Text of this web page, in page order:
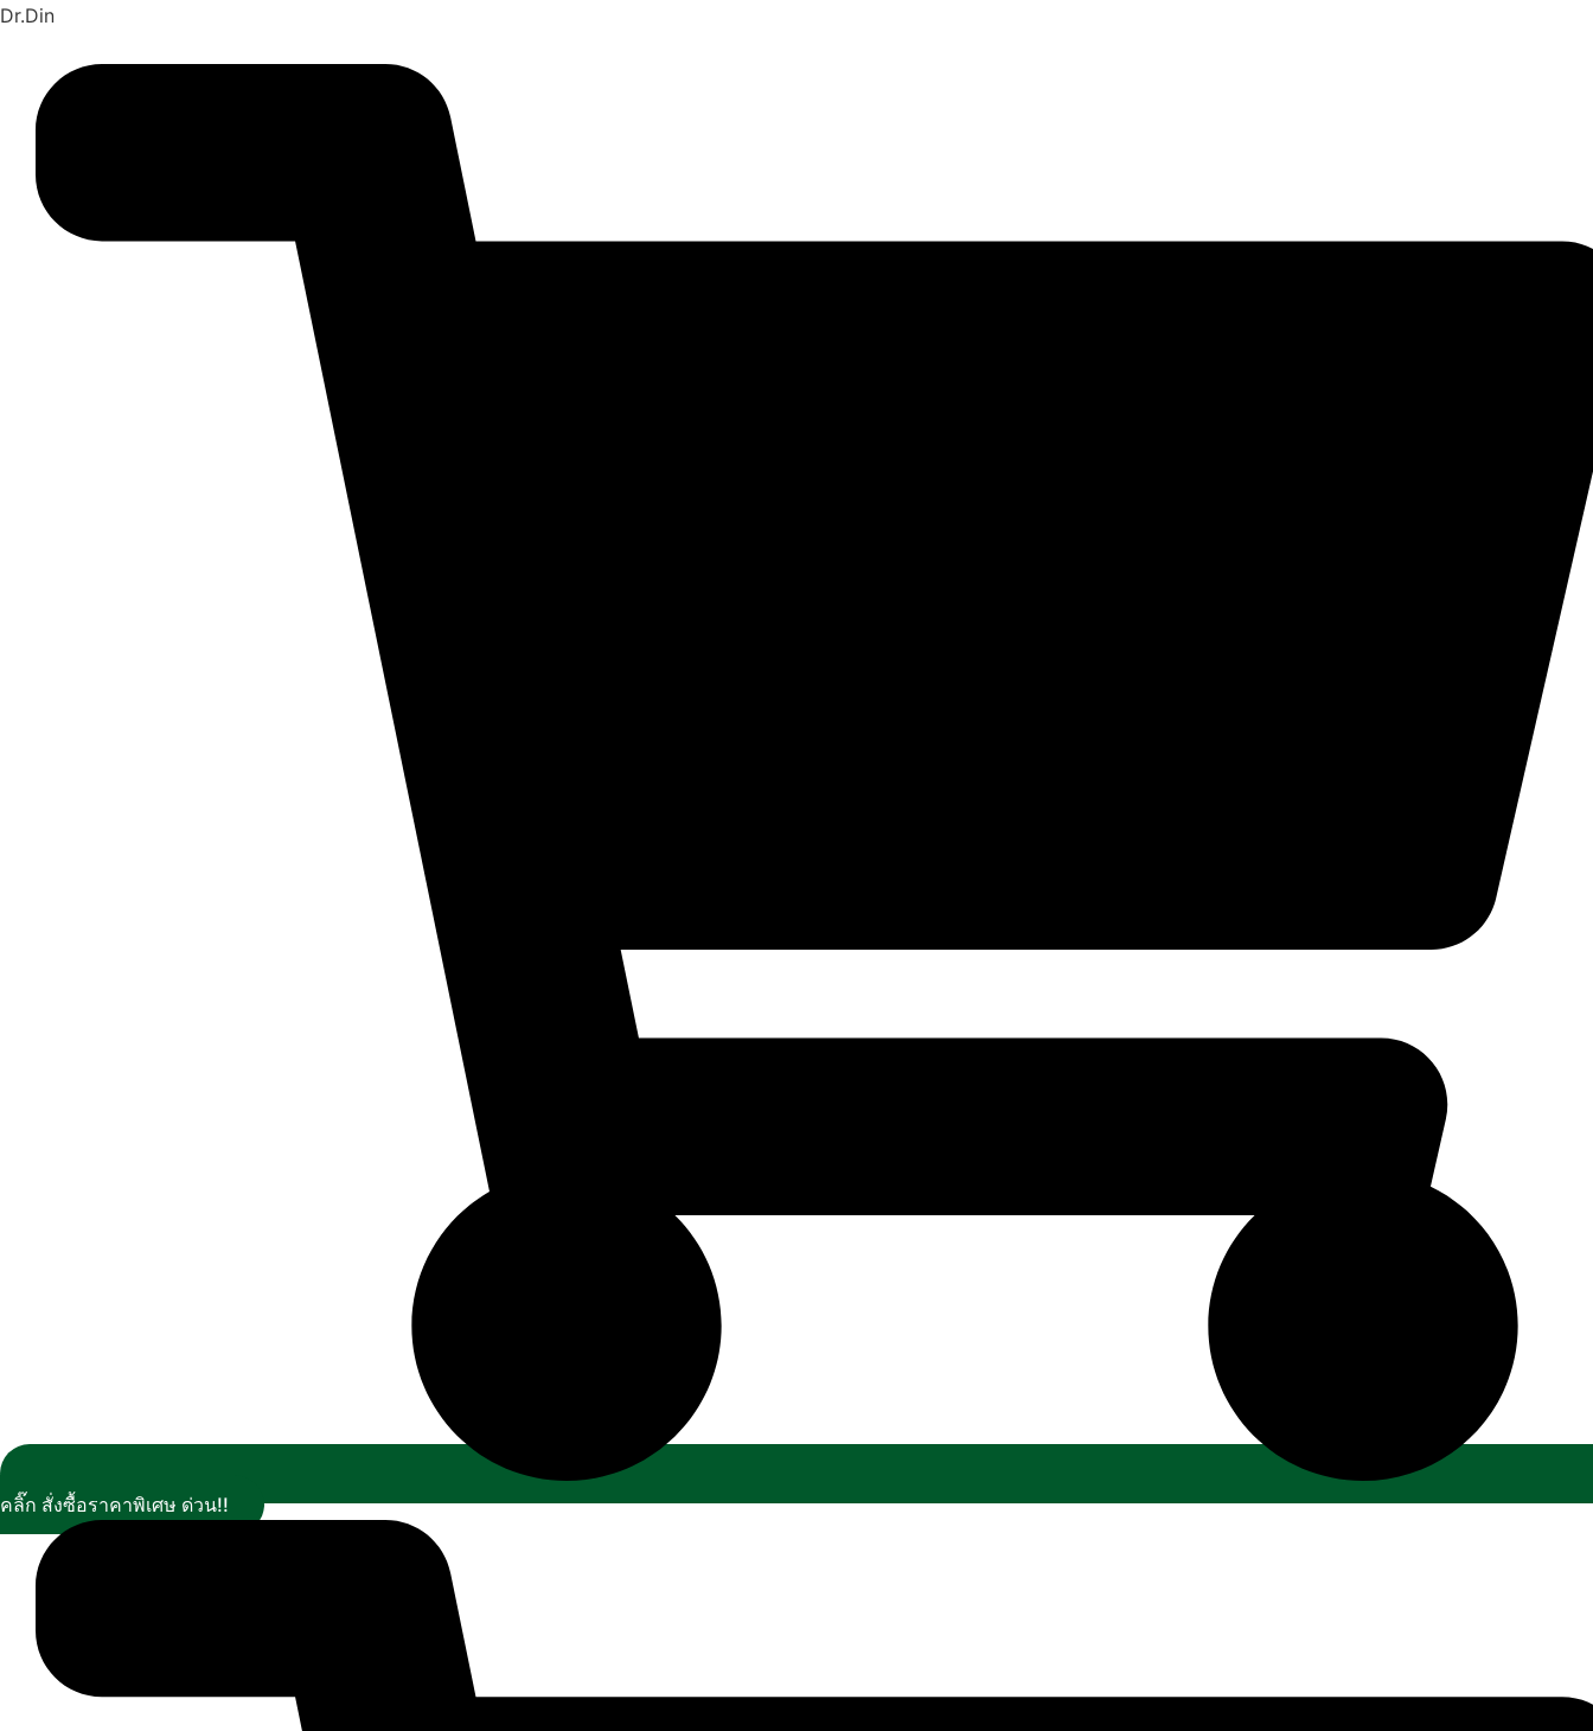
Skip
content
Dr.Din
คลิ๊ก สั่งซื้อราคาพิเศษ ด่วน!!